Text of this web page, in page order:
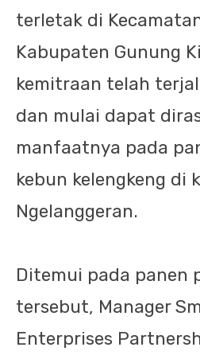
terletak di
Kabupaten Gunung
kemitraan telah
dan mulai dapat
manfaatnya pada
kebun kelengkeng di
Ngelanggeran.
Ditemui pada panen
tersebut, Manager
Enterprises